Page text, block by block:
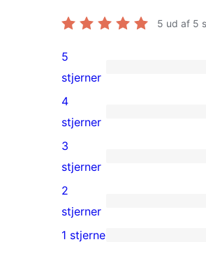
5 ud af 5
1
5-
stjernet
anmeldelse
5
stjerner
0
4-
stjernet
anmeldelser
4
stjerner
0
3-
stjernet
anmeldelser
3
stjerner
0
2-
2
stjerner
1 stjerne